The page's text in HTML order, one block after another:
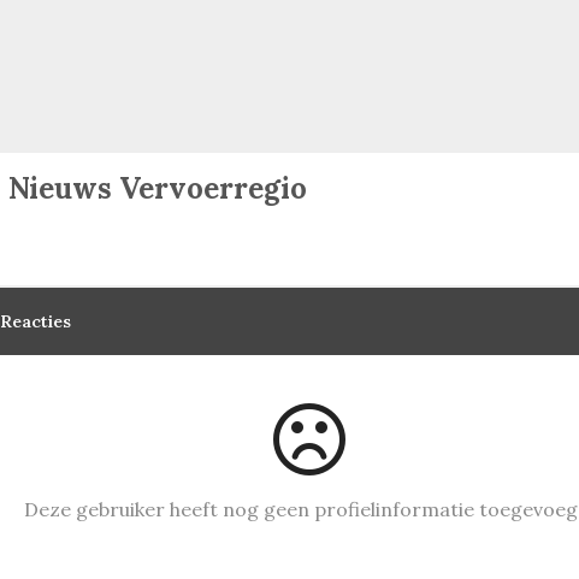
Nieuws Vervoerregio
Reacties
Deze gebruiker heeft nog geen profielinformatie